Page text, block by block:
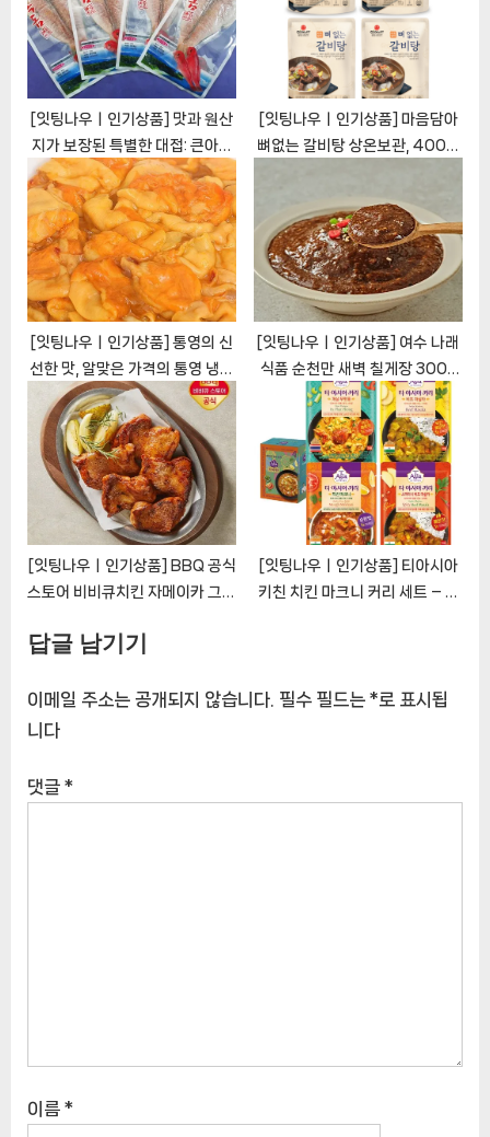
s
t
:
:
[잇팅나우ㅣ인기상품] 맛과 원산
지가 보장된 특별한 대접: 큰아빠
네생선가게 제주 참옥돔 반건조옥
돔 특대사이즈 [EatingNOWㅣ
추천상품]
[잇팅나우ㅣ인기상품] 마음담아
뼈없는 갈비탕 상온보관, 400g,
[잇팅나우ㅣ인기상품] 통영의 신
선한 맛, 알맞은 가격의 통영 냉동
깐멍게 맛보기 [EatingNOWㅣ
추천상품]
[잇팅나우ㅣ인기상품] 여수 나래
식품 순천만 새벽 칠게장 300g
쌈장 칠게 젓갈 칠게젓
[EatingNOWㅣ추천상품]
[잇팅나우ㅣ인기상품] BBQ 공식
스토어 비비큐치킨 자메이카 그릴
인가? [EatingNOWㅣ추천상
[잇팅나우ㅣ인기상품] 티아시아
키친 치킨 마크니 커리 세트 – 다
답글 남기기
이메일 주소는 공개되지 않습니다. 필수 필드는 *로 표시됩
니다
댓글 *
이름 *